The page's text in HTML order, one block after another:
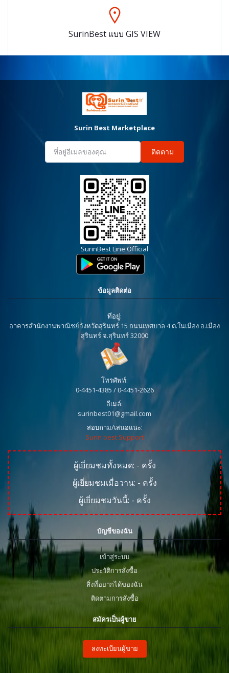
SurinBest แบบ GIS VIEW
Surin Best Marketplace
ติดตาม
SurinBest Line Official
ข้อมูลติดต่อ
ที่อยู่:
อาคารสำนักงานพาณิชย์จังหวัดสุรินทร์ 15 ถนนเทศบาล 4 ต.ในเมือง อ.เมือง
สุรินทร์ จ.สุรินทร์ 32000
โทรศัพท์:
0-4451-4385 / 0-4451-2626
อีเมล์:
surinbest01@gmail.com
สอบถาม/เสนอแนะ:
Surin best Support
ผู้เยี่ยมชมทั้งหมด: - ครั้ง
ผู้เยี่ยมชมเมื่อวาน: - ครั้ง
ผู้เยี่ยมชมวันนี้: - ครั้ง
บัญชีของฉัน
เข้าสู่ระบบ
ประวัติการสั่งซื้อ
สิ่งที่อยากได้ของฉัน
ติดตามการสั่งซื้อ
สมัครเป็นผู้ขาย
ลงทะเบียนผู้ขาย